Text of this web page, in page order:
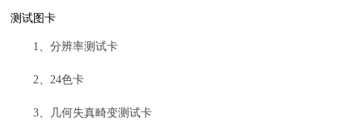
测试图卡
1、分辨率测试卡
2、24色卡
3、几何失真畸变测试卡